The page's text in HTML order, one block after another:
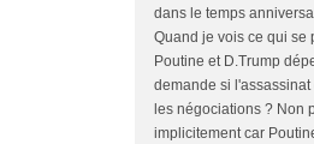
dans le temps
Quand je vois ce qui se
Poutine et D.Trump
demande si
les négociations ? Non
implicitement car